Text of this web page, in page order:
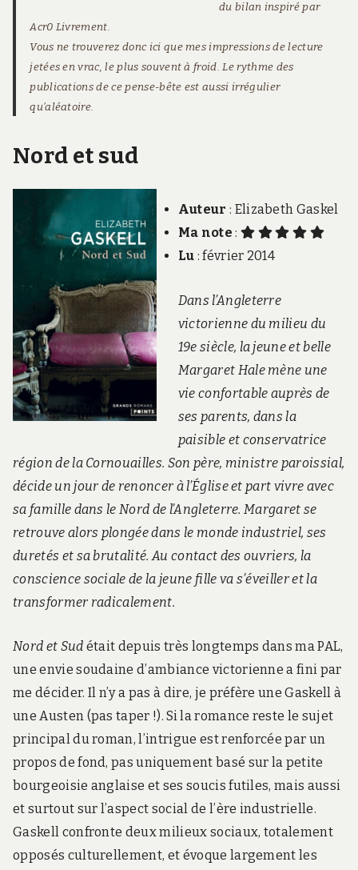
du bilan inspiré par
Acr0 Livrement.
Vous ne trouverez donc ici que mes impressions de lecture
jetées en vrac, le plus souvent à froid. Le rythme des
publications de ce pense-bête est aussi irrégulier
qu’aléatoire.
Nord et sud
Auteur : Elizabeth Gaskel
Ma note :
Lu : février 2014
Dans l’Angleterre
victorienne du milieu du
19e siècle, la jeune et belle
Margaret Hale mène une
vie confortable auprès de
ses parents, dans la
paisible et conservatrice
région de la Cornouailles. Son père, ministre paroissial,
décide un jour de renoncer à l’Église et part vivre avec
sa famille dans le Nord de l’Angleterre. Margaret se
retrouve alors plongée dans le monde industriel, ses
duretés et sa brutalité. Au contact des ouvriers, la
conscience sociale de la jeune fille va s’éveiller et la
transformer radicalement.
Nord et Sud était depuis très longtemps dans ma PAL,
une envie soudaine d’ambiance victorienne a fini par
me décider. Il n’y a pas à dire, je préfère une Gaskell à
une Austen (pas taper !). Si la romance reste le sujet
principal du roman, l’intrigue est renforcée par un
propos de fond, pas uniquement basé sur la petite
bourgeoisie anglaise et ses soucis futiles, mais aussi
et surtout sur l’aspect social de l’ère industrielle.
Gaskell confronte deux milieux sociaux, totalement
opposés culturellement, et évoque largement les